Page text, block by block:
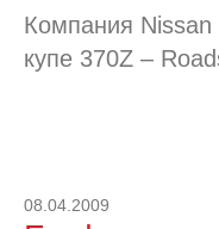
Компания
купе 370Z –
08.04.2009